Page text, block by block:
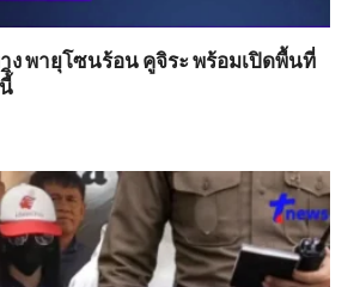
ง พายุโซนร้อน คูจิระ พร้อมเปิดพื้นที่